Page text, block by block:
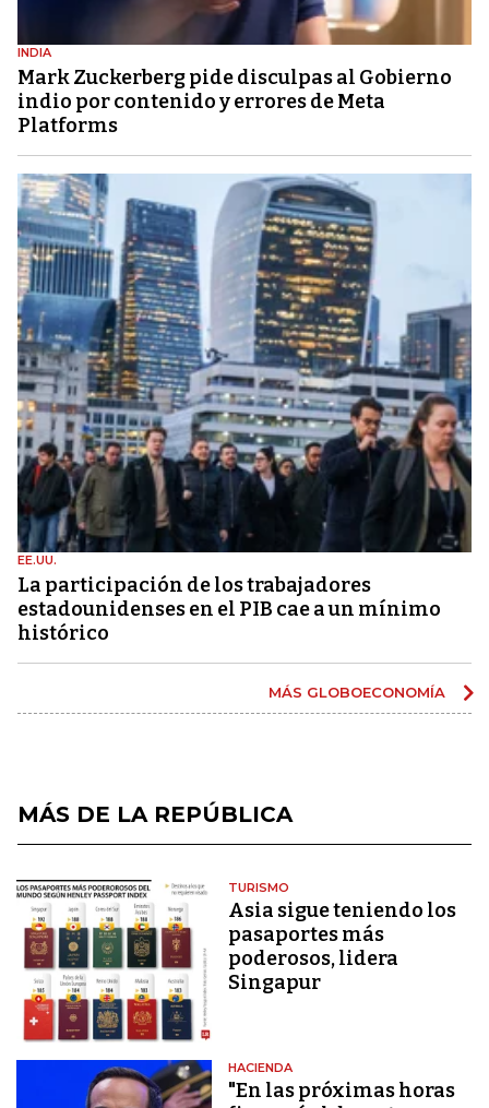
INDIA
Mark Zuckerberg pide disculpas al Gobierno
indio por contenido y errores de Meta
Platforms
EE.UU.
La participación de los trabajadores
estadounidenses en el PIB cae a un mínimo
histórico
MÁS GLOBOECONOMÍA
MÁS DE LA REPÚBLICA
TURISMO
Asia sigue teniendo los
pasaportes más
poderosos, lidera
Singapur
HACIENDA
"En las próximas horas